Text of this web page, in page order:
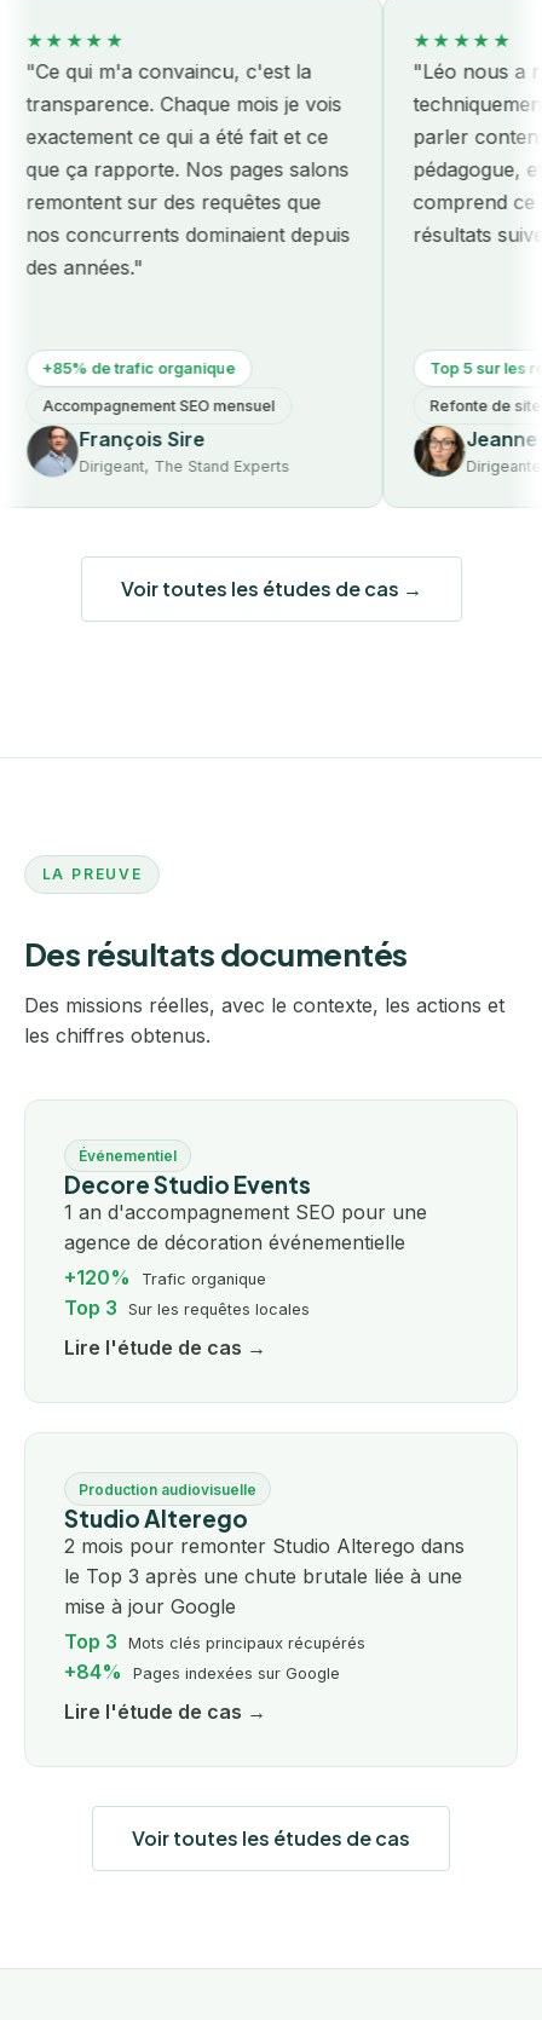
qui m'a convaincu, c'est la
Chaque mois je vois
ce qui a été fait et ce
ça rapporte. Nos pages salons
sur des requêtes que
concurrents dominaient depuis
années."
+85% de trafic organique
Accompagnement SEO mensuel
François Sire
Dirigeant, The Stand Experts
★★★★★
"Léo nous a
techniquement
parler contenu.
pédagogue, et
comprend ce
résultats suivent."
Top 5 sur les
Refonte de site web
Jeanne
Dirigeante,
Voir toutes les études de cas →
LA PREUVE
Des résultats documentés
Des missions réelles, avec le contexte, les actions et
les chiffres obtenus.
Événementiel
Decore Studio Events
1 an d'accompagnement SEO pour une
agence de décoration événementielle
+120%
Trafic organique
Top 3 Sur les requêtes locales
Lire l'étude de cas →
Production audiovisuelle
Studio Alterego
2 mois pour remonter Studio Alterego dans
le Top 3 après une chute brutale liée à une
mise à jour Google
Top 3
Mots clés principaux récupérés
+84% Pages indexées sur Google
Lire l'étude de cas →
Voir toutes les études de cas